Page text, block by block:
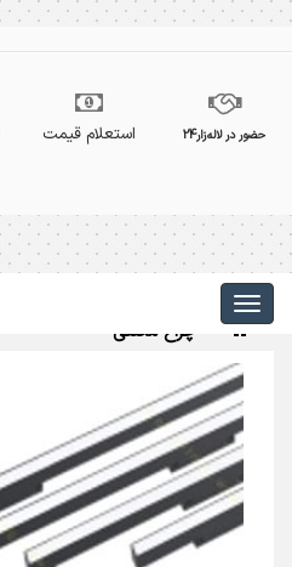
حضور در لاله‌زار24 استعلام قیمت
چراغ مگنتی